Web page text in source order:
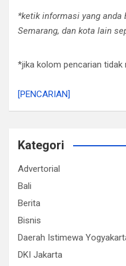
*ketik informasi yang anda
Semarang, dan kota lain
*jika kolom pencarian tidak
[PENCARIAN]
Kategori
Advertorial
Bali
Berita
Bisnis
Daerah Istimewa
DKI Jakarta